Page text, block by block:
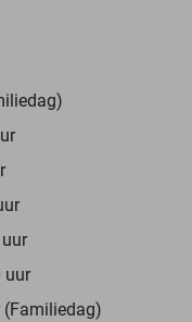
uur